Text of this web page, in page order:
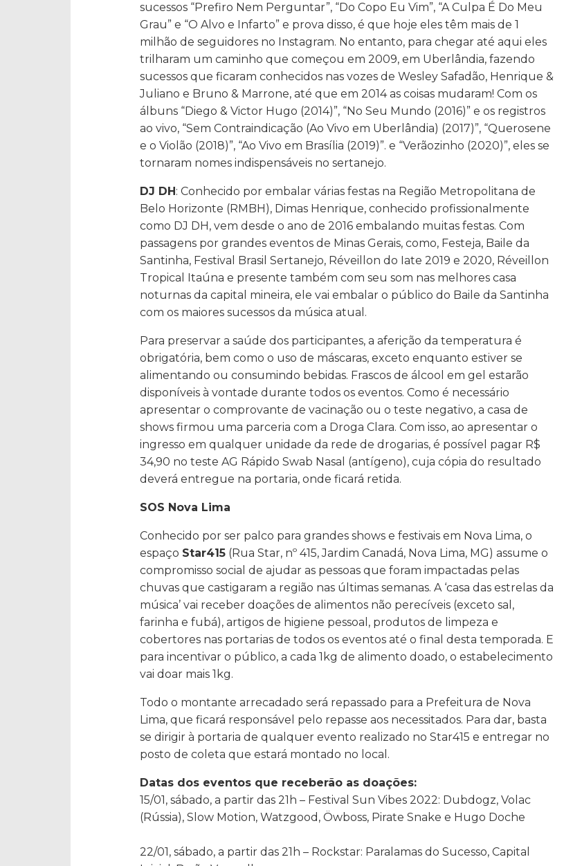
sucessos “Prefiro Nem Perguntar”, “Do Copo Eu Vim”, “A Culpa É Do Meu
Grau” e “O Alvo e Infarto” e prova disso, é que hoje eles têm mais de 1
milhão de seguidores no Instagram. No entanto, para chegar até aqui eles
trilharam um caminho que começou em 2009, em Uberlândia, fazendo
sucessos que ficaram conhecidos nas vozes de Wesley Safadão, Henrique &
Juliano e Bruno & Marrone, até que em 2014 as coisas mudaram! Com os
álbuns “Diego & Victor Hugo (2014)”, “No Seu Mundo (2016)” e os registros
ao vivo, “Sem Contraindicação (Ao Vivo em Uberlândia) (2017)”, “Querosene
e o Violão (2018)”, “Ao Vivo em Brasília (2019)”. e “Verãozinho (2020)”, eles se
tornaram nomes indispensáveis no sertanejo.
DJ DH : Conhecido por embalar várias festas na Região Metropolitana de
Belo Horizonte (RMBH), Dimas Henrique, conhecido profissionalmente
como DJ DH, vem desde o ano de 2016 embalando muitas festas. Com
passagens por grandes eventos de Minas Gerais, como, Festeja, Baile da
Santinha, Festival Brasil Sertanejo, Réveillon do Iate 2019 e 2020, Réveillon
Tropical Itaúna e presente também com seu som nas melhores casa
noturnas da capital mineira, ele vai embalar o público do Baile da Santinha
com os maiores sucessos da música atual.
Para preservar a saúde dos participantes, a aferição da temperatura é
obrigatória, bem como o uso de máscaras, exceto enquanto estiver se
alimentando ou consumindo bebidas. Frascos de álcool em gel estarão
disponíveis à vontade durante todos os eventos. Como é necessário
apresentar o comprovante de vacinação ou o teste negativo, a casa de
shows firmou uma parceria com a Droga Clara. Com isso, ao apresentar o
ingresso em qualquer unidade da rede de drogarias, é possível pagar R$
34,90 no teste AG Rápido Swab Nasal (antígeno), cuja cópia do resultado
deverá entregue na portaria, onde ficará retida.
SOS Nova Lima
Conhecido por ser palco para grandes shows e festivais em Nova Lima, o
espaço Star415 (Rua Star, nº 415, Jardim Canadá, Nova Lima, MG) assume o
compromisso social de ajudar as pessoas que foram impactadas pelas
chuvas que castigaram a região nas últimas semanas. A ‘casa das estrelas da
música’ vai receber doações de alimentos não perecíveis (exceto sal,
farinha e fubá), artigos de higiene pessoal, produtos de limpeza e
cobertores nas portarias de todos os eventos até o final desta temporada. E
para incentivar o público, a cada 1kg de alimento doado, o estabelecimento
vai doar mais 1kg.
Todo o montante arrecadado será repassado para a Prefeitura de Nova
Lima, que ficará responsável pelo repasse aos necessitados. Para dar, basta
se dirigir à portaria de qualquer evento realizado no Star415 e entregar no
posto de coleta que estará montado no local.
Datas dos eventos que receberão as doações:
15/01, sábado, a partir das 21h – Festival Sun Vibes 2022: Dubdogz, Volac
(Rússia), Slow Motion, Watzgood, Öwboss, Pirate Snake e Hugo Doche
22/01, sábado, a partir das 21h – Rockstar: Paralamas do Sucesso, Capital